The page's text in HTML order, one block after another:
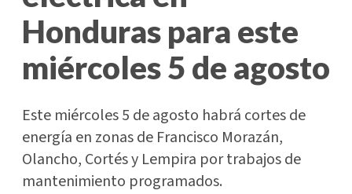
Honduras para este
miércoles 5 de agosto
Este miércoles 5 de agosto habrá cortes de
energía en zonas de Francisco Morazán,
Olancho, Cortés y Lempira por trabajos de
mantenimiento programados.